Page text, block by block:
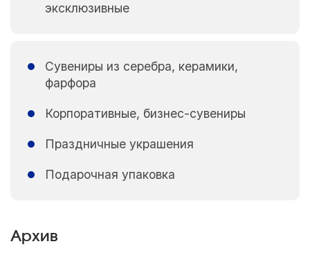
эксклюзивные
Сувениры из серебра, керамики,
фарфора
Корпоративные, бизнес-сувениры
Праздничные украшения
Подарочная упаковка
Архив